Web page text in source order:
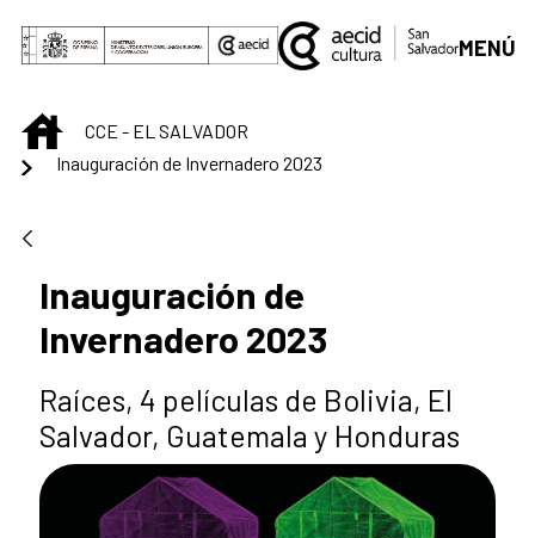
Skip to Main Content
MENÚ
INICIOCCE - EL SALVADOR
Inauguración de Invernadero 2023
Inauguración de
Invernadero 2023
Raíces, 4 películas de Bolivia, El
Salvador, Guatemala y Honduras